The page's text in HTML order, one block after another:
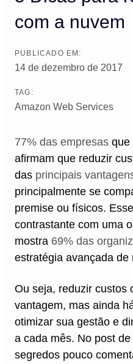
com a nuvem
PUBLICADO EM:
14 de dezembro de 2017
TAG:
Amazon Web Services
77% das empresasque
afirmam que reduzir
das principais
principalmente se
premise ou físicos.
contrastante com uma
mostra 69% das
estratégia avançada de
Ou seja, reduzir custos
vantagem, mas ainda
otimizar sua gestão e
a cada mês. No post
segredos pouco